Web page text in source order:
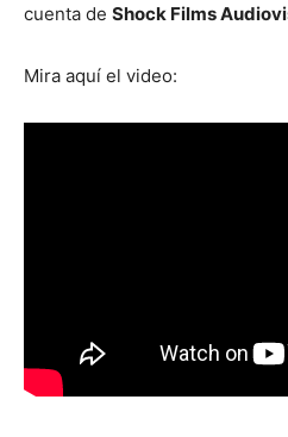
cuenta de Shock Films
Mira aquí el video: